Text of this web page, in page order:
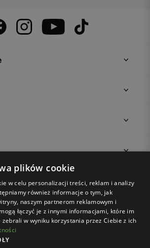
plików cookie
w celu personalizacji treści, reklam i analizy
również informacje o tym, jak
naszym partnerom reklamowym i
łączyć je z innymi informacjami, które im
zebrali w wyniku korzystania przez Ciebie z ich